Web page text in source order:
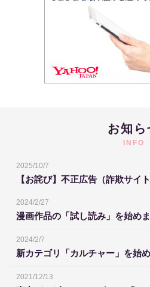
お知ら
INFO
2025/10/7
【お詫び】不正広告（詐欺サイ
2024/2/27
漫画作品の「試し読み」を始め
2024/2/7
新カテゴリ「カルチャー」を始
2021/12/13